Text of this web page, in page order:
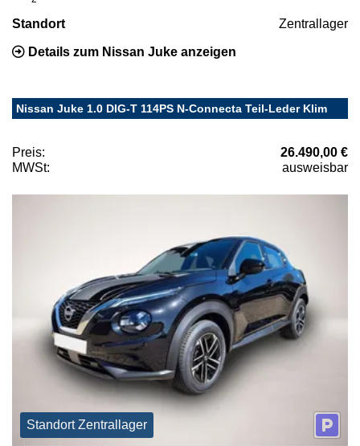
Standort Zentrallager
Details zum Nissan Juke anzeigen
Nissan Juke 1.0 DIG-T 114PS N-Connecta Teil-Leder Klim
Preis:
26.490,00 €
MWSt:
ausweisbar
Standort Zentrallager